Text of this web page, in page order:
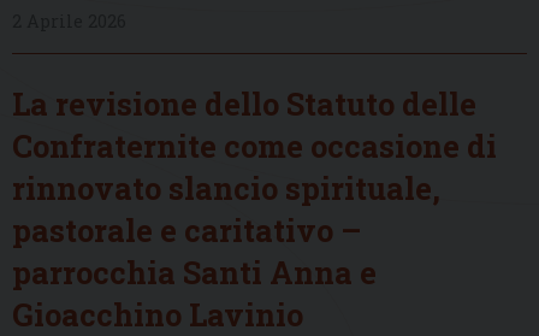
La revisione dello Statuto delle
Confraternite come occasione di
rinnovato slancio spirituale,
pastorale e caritativo –
parrocchia Santi Anna e
Gioacchino Lavinio